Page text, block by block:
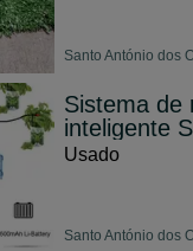
Santo António dos
Sistema de
inteligente
Usado
Santo António dos